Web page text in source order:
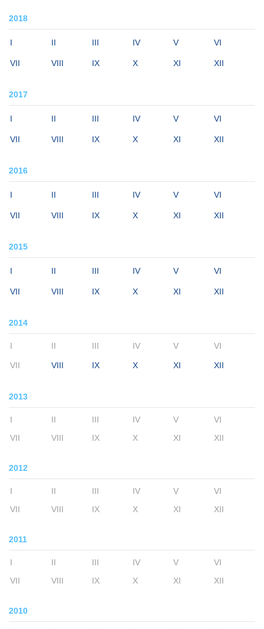
2018
I II III IV V VI
VII VIII IX X XI XII
2017
I II III IV V VI
VII VIII IX X XI XII
2016
I II III IV V VI
VII VIII IX X XI XII
2015
I II III IV V VI
VII VIII IX X XI XII
2014
I II III IV V VI
VII VIII IX X XI XII
2013
I II III IV V
VI
VII
VIII IX X XI XII
2012
I II III IV V
VI
VII
VIII IX X XI XII
2011
I II III IV V
VI
VII
VIII IX X XI XII
2010